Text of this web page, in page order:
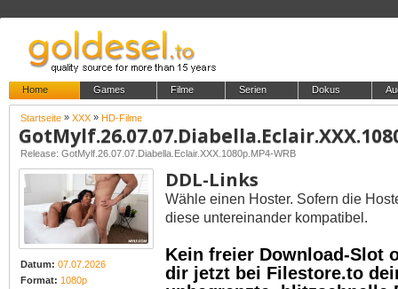
Home Games Filme Serien Dokus
Startseite » XXX » HD-Filme
Release: GotMylf.26.07.07.Diabella.Eclair.XXX.1080p.MP4-WRB
Datum: 07.07.2026
Format: 1080p
DDL-Links
Wähle einen Hoster. Sofern die
diese untereinander kompatibel.
Kein freier Download-Slot
dir jetzt bei Filestore.to